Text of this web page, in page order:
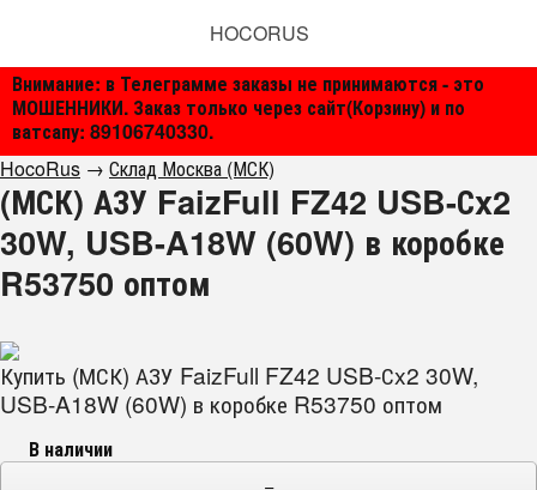
Внимание: в Телеграмме заказы не принимаются - это
МОШЕННИКИ. Заказ только через сайт(Корзину) и по
ватсапу: 89106740330.
HOCORUS
HocoRus → Склад Москва (МСК)
(МСК) АЗУ FaizFull FZ42 USB-Сx2
30W, USB-A18W (60W) в коробке
R53750 оптом
Купить (МСК) АЗУ FaizFull FZ42 USB-Сx2 30W,
USB-A18W (60W) в коробке R53750 оптом
В наличии